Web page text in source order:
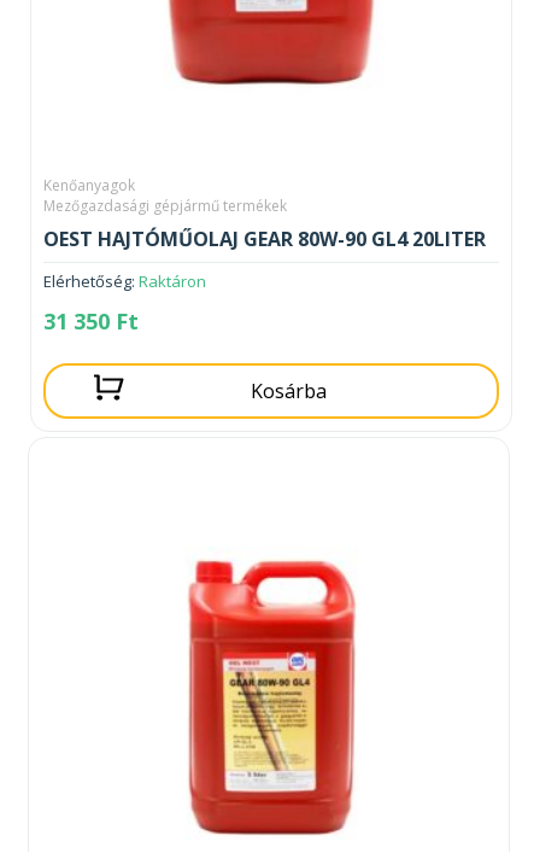
Kenőanyagok
Mezőgazdasági gépjármű termékek
OEST HAJTÓMŰOLAJ GEAR 80W-90 GL4 20LITER
Elérhetőség: Raktáron
31 350 Ft
Kosárba